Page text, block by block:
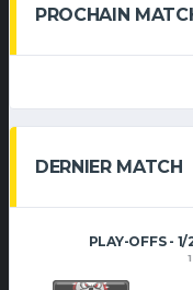
PROCHAIN
DERNIER MATCH
PLAY-OFFS -